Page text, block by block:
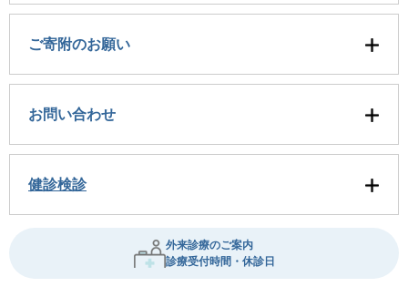
ご寄附のお願い
お問い合わせ
健診検診
外来診療のご案内
診療受付時間・休診日